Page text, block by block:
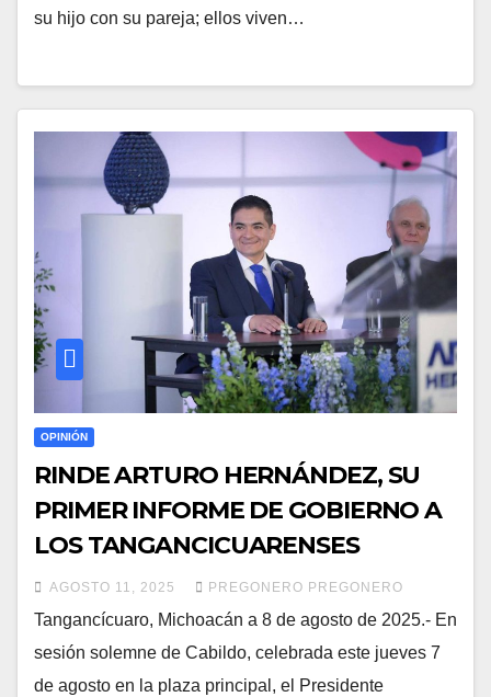
su hijo con su pareja; ellos viven…
OPINIÓN
RINDE ARTURO HERNÁNDEZ, SU
PRIMER INFORME DE GOBIERNO A
LOS TANGANCICUARENSES
AGOSTO 11, 2025 PREGONERO PREGONERO
Tangancícuaro, Michoacán a 8 de agosto de 2025.- En
sesión solemne de Cabildo, celebrada este jueves 7
de agosto en la plaza principal, el Presidente